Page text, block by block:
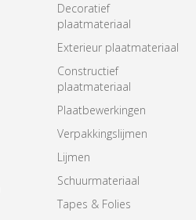
Decoratief
plaatmateriaal
Exterieur plaatmateriaal
Constructief
plaatmateriaal
Plaatbewerkingen
Verpakkingslijmen
Lijmen
Schuurmateriaal
Tapes & Folies